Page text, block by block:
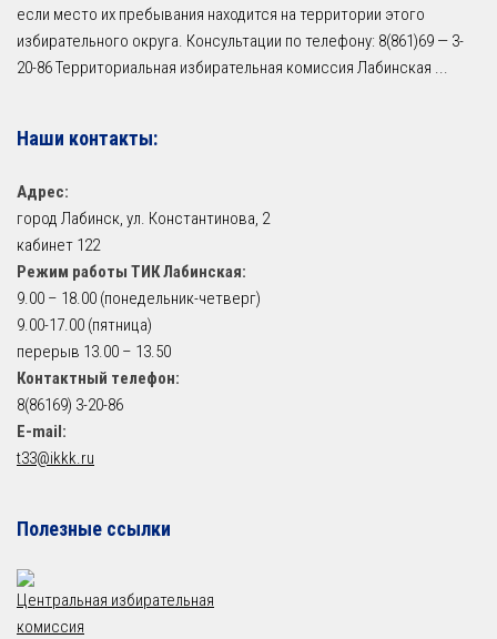
если место их пребывания находится на территории этого
избирательного округа. Консультации по телефону: 8(861)69 — 3-
20-86 Территориальная избирательная комиссия Лабинская ...
Наши контакты:
Адрес:
город Лабинск, ул. Константинова, 2
кабинет 122
Режим работы ТИК Лабинская:
9.00 – 18.00 (понедельник-четверг)
9.00-17.00 (пятница)
перерыв 13.00 – 13.50
Контактный телефон:
8(86169) 3-20-86
E-mail:
t33@ikkk.ru
Полезные ссылки
Центральная избирательная
комиссия